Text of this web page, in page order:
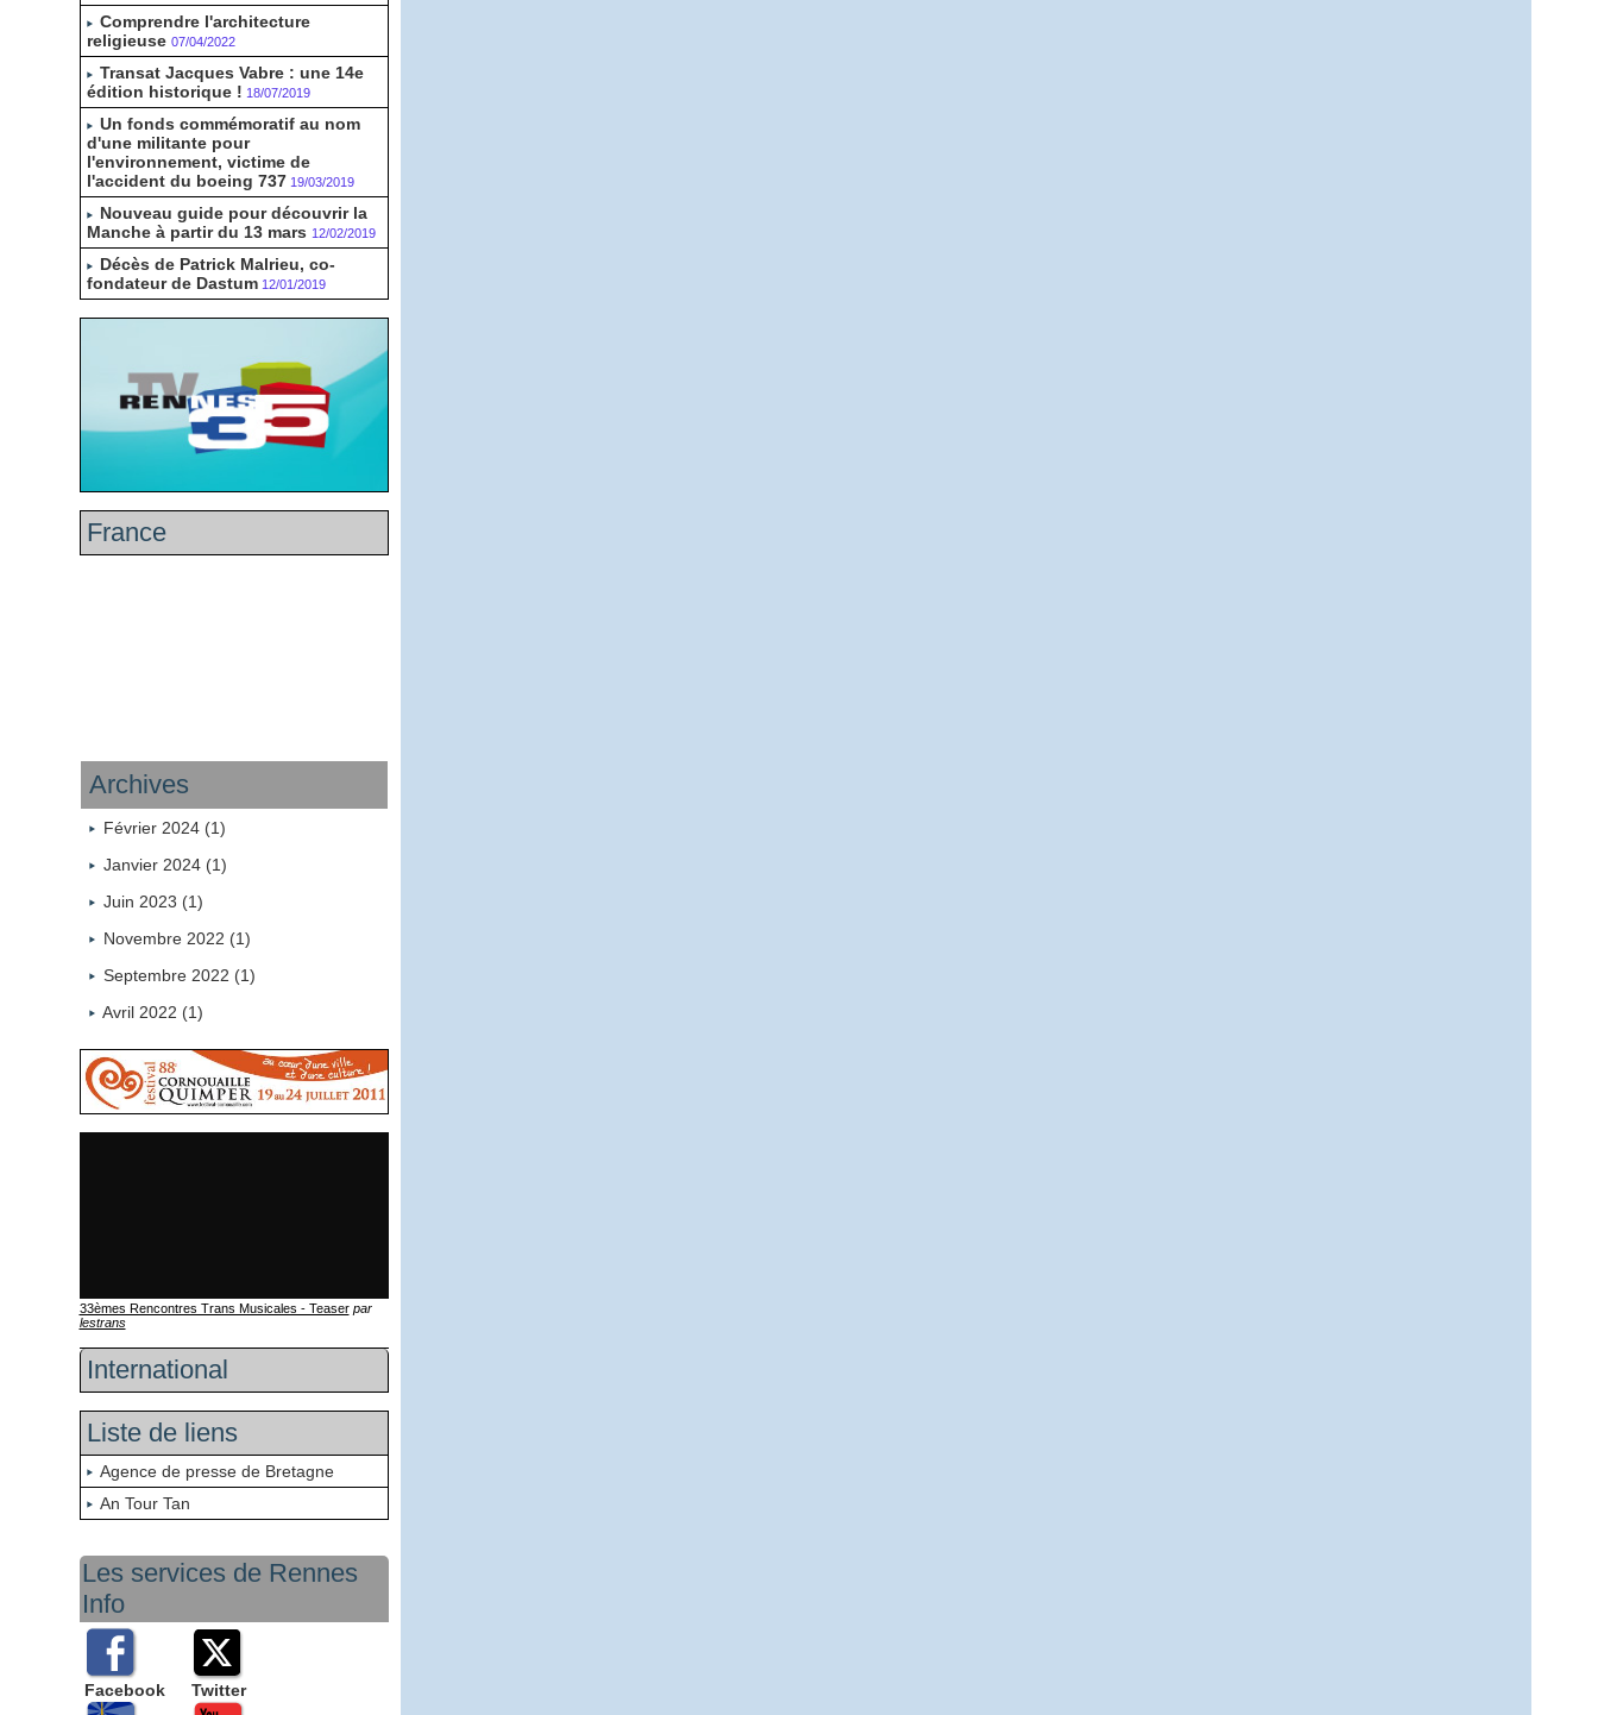
Comprendre l'architecture
religieuse 07/04/2022
Transat Jacques Vabre : une 14e
édition historique ! 18/07/2019
Un fonds commémoratif au nom
d'une militante pour
l'environnement, victime de
l'accident du boeing 737 19/03/2019
Nouveau guide pour découvrir la
Manche à partir du 13 mars 12/02/2019
Décès de Patrick Malrieu, co-
fondateur de Dastum 12/01/2019
France
Archives
Février 2024 (1)
Janvier 2024 (1)
Juin 2023 (1)
Novembre 2022 (1)
Septembre 2022 (1)
Avril 2022 (1)
33èmes Rencontres Trans Musicales - Teaser par
lestrans
International
Liste de liens
Agence de presse de Bretagne
An Tour Tan
Les services de Rennes
Info
Facebook Twitter